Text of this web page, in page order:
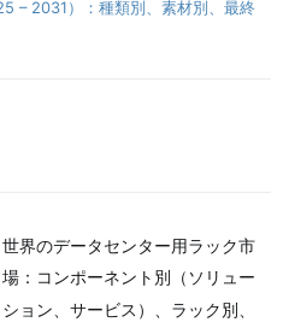
– 2031）：種類別、素材別、最終
世界のデータセンター用ラック市
場：コンポーネント別（ソリュー
ション、サービス）、ラック別、